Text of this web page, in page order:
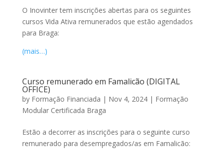
O Inovinter tem inscrições abertas para os seguintes
cursos Vida Ativa remunerados que estão agendados
para Braga:
(mais…)
Curso remunerado em Famalicão (DIGITAL
OFFICE)
by Formação Financiada | Nov 4, 2024| Formação
Modular Certificada Braga
Estão a decorrer as inscrições para o seguinte curso
remunerado para desempregados/as em Famalicão: